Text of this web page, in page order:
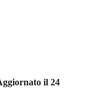
il 24